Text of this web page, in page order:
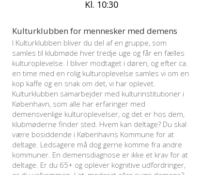
Kl. 10:30
Kulturklubben for mennesker med demens
I Kulturklubben bliver du del af en gruppe, som
samles til klubmøde hver tredje uge og får en fælles
kulturoplevelse. I bliver modtaget i døren, og efter ca.
en time med en rolig kulturoplevelse samles vi om en
kop kaffe og en snak om det, vi har oplevet.
Kulturklubben samarbejder med kulturinstitutioner i
København, som alle har erfaringer med
demensvenlige kulturoplevelser, og det er hos dem,
klubmøderne finder sted. Hvem kan deltage? Du skal
være bosiddende i Københavns Kommune for at
deltage. Ledsagere må dog gerne komme fra andre
kommuner. En demensdiagnose er ikke et krav for at
deltage. Er du 65+ og oplever kognitive udfordringer,